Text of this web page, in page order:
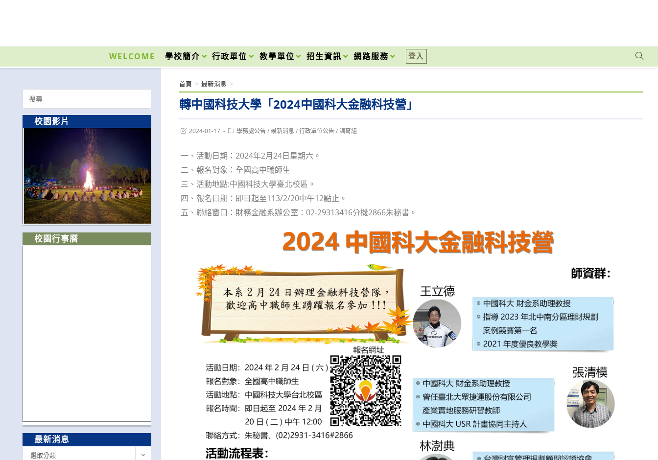
內
WELCOME 學校簡介 行政單位 教學單位 招生資訊 網路服務 登入
轉中國科技大學「2024中國科大金融科技營」
首頁 > 最新消息 >
Post2024-01-17
Post學務處公告 / 最新消息 / 行政單位公告 / 訓育組
一、活動日期：2024年2月24日星期六。
二、報名對象：全國高中職師生
三、活動地點:中國科技大學臺北校區。
四、報名日期：即日起至113/2/20中午12點止。
五、聯絡窗口：財務金融系辦公室：02-29313416分機2866朱秘書。
Search
for:
校園影片
校園行事曆
最新消息
選取分類